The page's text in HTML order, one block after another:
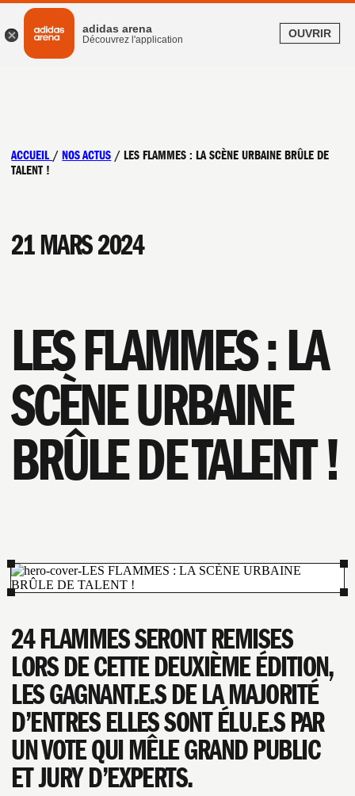
adidas arena
Découvrez l'application OUVRIR
ACCUEIL /NOS ACTUS /LES FLAMMES : LA SCÈNE URBAINE BRÛLE DE
TALENT !
21 MARS 2024
LES FLAMMES : LA
SCÈNE URBAINE
BRÛLE DE TALENT !
24 FLAMMES SERONT REMISES
LORS DE CETTE DEUXIÈME ÉDITION,
LES GAGNANT.E.S DE LA MAJORITÉ
D’ENTRES ELLES SONT ÉLU.E.S PAR
UN VOTE QUI MÊLE GRAND PUBLIC
ET JURY D’EXPERTS.